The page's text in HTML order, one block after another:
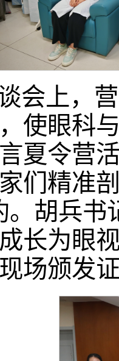
会上，
使眼科
夏令营
们精准
。胡兵书
长为眼
场颁发